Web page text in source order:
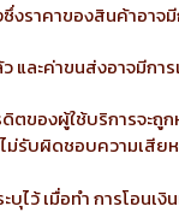
ราคาของสินค้าอาจ
ละค่าขนส่งอาจมีกา
ตของผู้ใช้บริการจะ
รับผิดชอบความเสีย
ไว้ เมื่อทำ การโอน